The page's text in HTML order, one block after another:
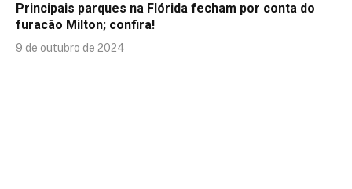
Principais parques na Flórida fecham por conta do
furacão Milton; confira!
9 de outubro de 2024